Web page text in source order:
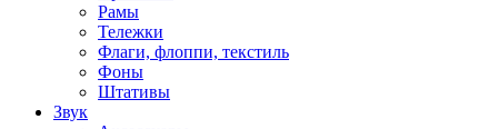
Рамы
Тележки
Флаги, флоппи, текстиль
Фоны
Штативы
Звук